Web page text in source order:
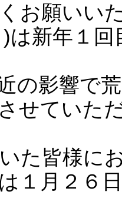
お願いい
)は新年１
の影響で
せていた
た皆様に
１月２６